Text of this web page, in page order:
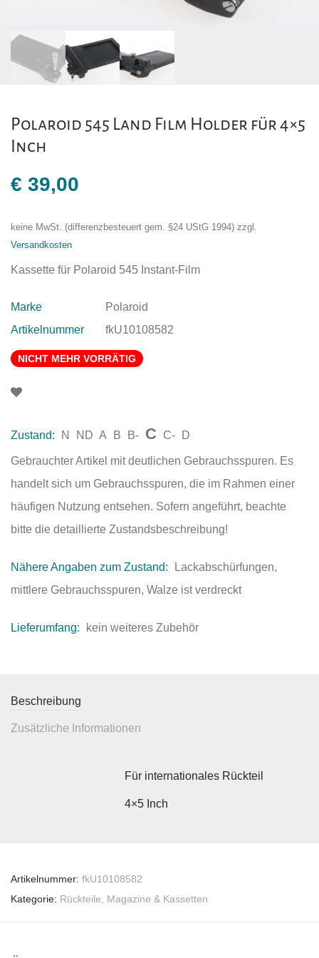
Polaroid 545 Land Film Holder für 4×5
Inch
€ 39,00
keine MwSt. (differenzbesteuert gem. §24 UStG 1994) zzgl.
Versandkosten
Kassette für Polaroid 545 Instant-Film
Marke
Polaroid
Artikelnummer
fkU10108582
NICHT MEHR VORRÄTIG
Zustand: N ND A B B- C C- D
Gebrauchter Artikel mit deutlichen Gebrauchsspuren. Es
handelt sich um Gebrauchsspuren, die im Rahmen einer
häufigen Nutzung entsehen. Sofern angeführt, beachte
bitte die detaillierte Zustandsbeschreibung!
Nähere Angaben zum Zustand:
Lackabschürfungen,
mittlere Gebrauchsspuren, Walze ist verdreckt
Lieferumfang: kein weiteres Zubehör
Beschreibung
Zusätzliche Informationen
Für internationales Rückteil
4×5 Inch
Artikelnummer: fkU10108582
Kategorie: Rückteile, Magazine & Kassetten